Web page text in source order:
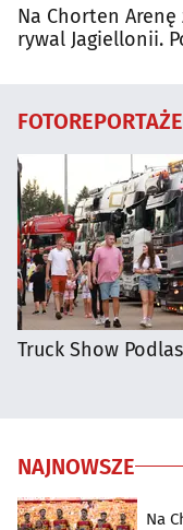
Na Chorten
rywal Jagiellonii.
FOTOREPORTAŻE
Truck Show
NAJNOWSZE
Na